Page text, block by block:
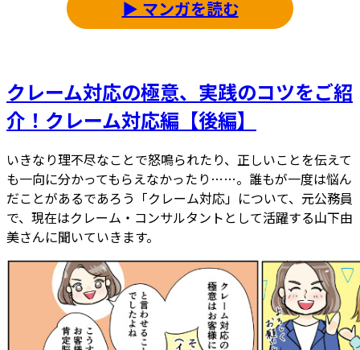
▶ マンガを読む
クレーム対応の極意、実践のコツをご紹
介！クレーム対応編【後編】
いきなり理不尽なことで怒鳴られたり、正しいことを伝えて
も一向に分かってもらえなかったり……。誰もが一度は悩ん
だことがあるであろう「クレーム対応」について、元公務員
で、現在はクレーム・コンサルタントとして活躍する山下由
美さんに聞いていきます。